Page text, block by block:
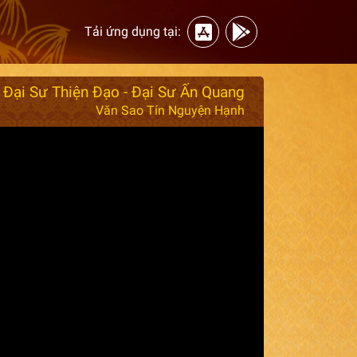
Tải ứng dụng tại:
Sư Thiện Đạo - Đại Sư Ấn Quang
Văn Sao Tín Nguyện Hạnh